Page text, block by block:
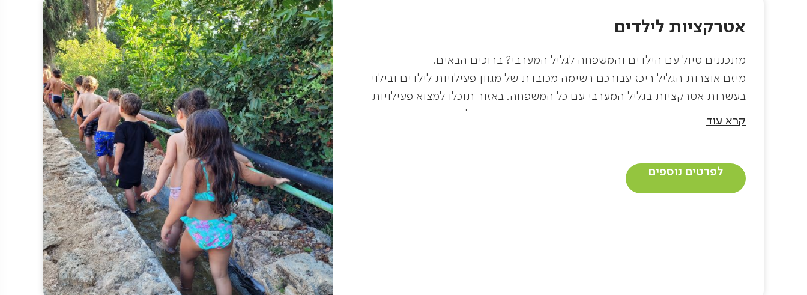
אטרקציות לילדים
מתכננים טיול עם הילדים והמשפחה לגליל המערבי? ברוכים הבאים.
מיזם אוצרות הגליל ריכז עבורכם רשימה מכובדת של מגוון פעילויות לילדים ובילוי
בעשרות אטרקציות בגליל המערבי עם כל המשפחה. באזור תוכלו למצוא פעילויות
קרא עוד
לפרטים נוספים